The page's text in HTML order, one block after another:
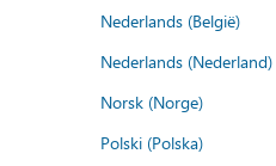
Nederlands (België)
Nederlands (Nederland)
Norsk (Norge)
Polski (Polska)